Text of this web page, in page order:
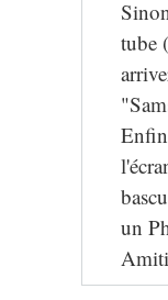
tube
un